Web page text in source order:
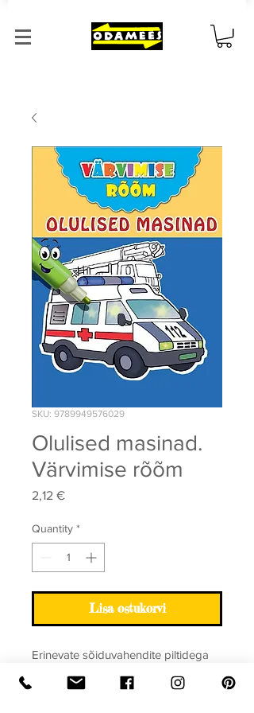
SKU: 9789949576029
Olulised masinad.
Värvimise rõõm
2,12 €Price
Quantity *
Lisa ostukorvi
Erinevate sõiduvahendite piltidega
värvivihik eelkõige poisslastele.